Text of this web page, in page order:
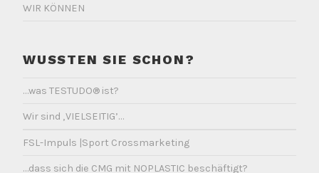
WIR KÖNNEN
WUSSTEN SIE SCHON?
…was TESTUDO® ist?
Wir sind ‚VIELSEITIG’…
FSL-Impuls |Sport Crossmarketing
…dass sich die CMG mit NOPLASTIC beschäftigt?